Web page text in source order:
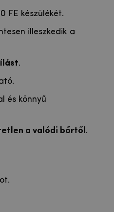
FE készülékét.
illeszkedik a
.
és könnyű
a valódi bőrtől.